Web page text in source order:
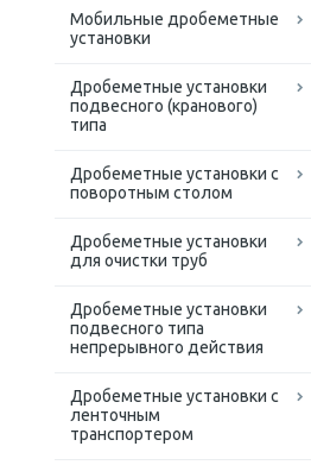
Мобильные дробеметные
установки
Дробеметные установки
подвесного (кранового)
типа
Дробеметные установки с
поворотным столом
Дробеметные установки
для очистки труб
Дробеметные установки
подвесного типа
непрерывного действия
Дробеметные установки с
ленточным
транспортером